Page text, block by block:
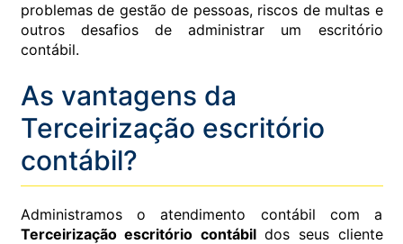
problemas de gestão de pessoas, riscos de multas e
outros desafios de administrar um escritório
contábil.
As vantagens da
Terceirização escritório
contábil?
Administramos o atendimento contábil com a
Terceirização escritório contábildos seus cliente